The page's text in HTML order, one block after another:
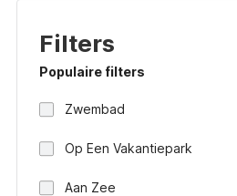
Filters
Populaire filters
Zwembad
Op Een Vakantiepark
Aan Zee